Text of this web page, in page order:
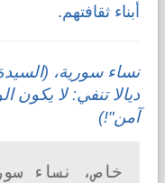
أبناء ثقافتهم.
نساء سورية،
ديالا تنفي: لا يكون
آمن"!)
خاص، نساء